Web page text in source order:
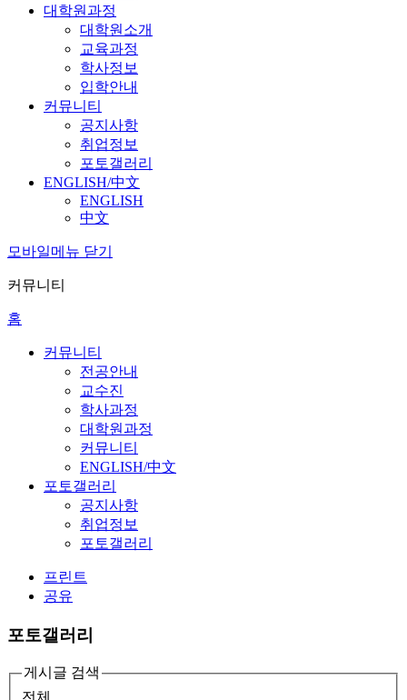
대학원과정
대학원소개
교육과정
학사정보
입학안내
커뮤니티
공지사항
취업정보
포토갤러리
ENGLISH/中文
ENGLISH
中文
모바일메뉴 닫기
커뮤니티
홈
커뮤니티
전공안내
교수진
학사과정
대학원과정
커뮤니티
ENGLISH/中文
포토갤러리
공지사항
취업정보
포토갤러리
프린트
공유
포토갤러리
게시글 검색
전체